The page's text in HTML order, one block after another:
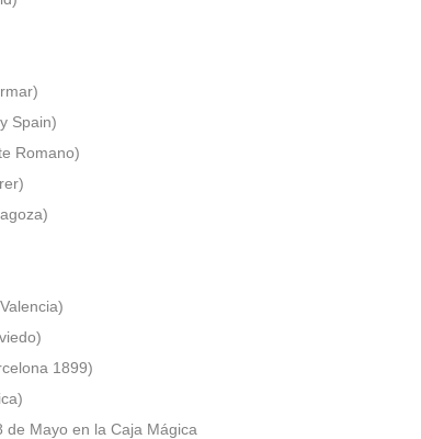
Spain)
Romano)
1899)
Mayo en la Caja Mágica